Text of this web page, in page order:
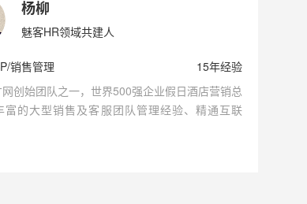
杨柳
魅客HR领域共建人
销售管理
15年经验
创始团队之一，世界500强企业假日酒店营销总
富的大型销售及客服团队管理经验、精通互联